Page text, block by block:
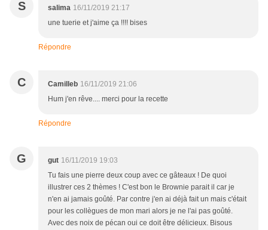
S salima 16/11/2019 21:17
une tuerie et j'aime ça !!!! bises
Répondre
C Camilleb 16/11/2019 21:06
Hum j'en rêve.... merci pour la recette
Répondre
G gut 16/11/2019 19:03
Tu fais une pierre deux coup avec ce gâteaux ! De quoi
illustrer ces 2 thèmes ! C'est bon le Brownie parait il car je
n'en ai jamais goûté. Par contre j'en ai déjà fait un mais c'était
pour les collègues de mon mari alors je ne l'ai pas goûté.
Avec des noix de pécan oui ce doit être délicieux. Bisous